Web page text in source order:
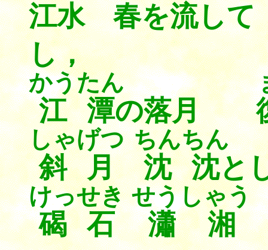
江水 春を流し
し，
江潭
かうたん
の落月
斜月
しゃげつ
沈沈
ちんちん
碣石
けっせき
瀟湘
せうしゃう